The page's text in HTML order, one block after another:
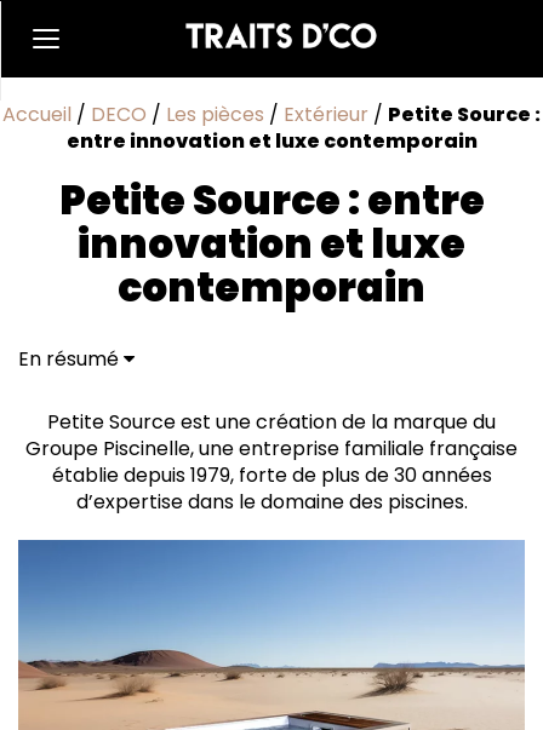
Accueil / DECO / Les pièces / Extérieur / Petite Source :
entre innovation et luxe contemporain
Petite Source : entre
innovation et luxe
contemporain
En résumé
L'équilibre parfait avec l'eau
Engagée pour l'environnement et l'économie
Simplicité et sérénité sans contraintes
Petite Source est une création de la marque du
Groupe Piscinelle, une entreprise familiale française
établie depuis 1979, forte de plus de 30 années
d’expertise dans le domaine des piscines.